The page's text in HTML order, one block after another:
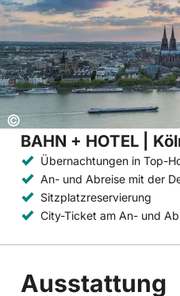
Copyright:
©
BAHN + HOTEL |
Übernachtungen in Top-
An- und Abreise mit der
Sitzplatzreservierung
City-Ticket am An- und
Ausstattung